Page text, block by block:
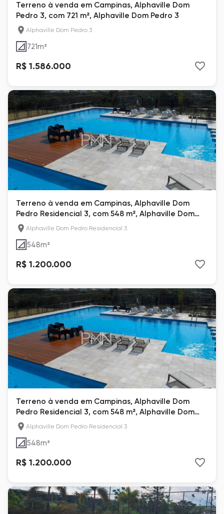
Terreno à venda em Campinas, Alphaville Dom
Pedro 3, com 721 m², Alphaville Dom Pedro 3
Alphaville Dom Pedro 3
721m²
R$ 1.586.000
Terreno à venda em Campinas, Alphaville Dom
Pedro Residencial 3, com 548 m², Alphaville Dom
Pedro 3
Alphaville Dom Pedro Residencial 3
548m²
R$ 1.200.000
Terreno à venda em Campinas, Alphaville Dom
Pedro Residencial 3, com 548 m², Alphaville Dom
Pedro 3
Alphaville Dom Pedro Residencial 3
548m²
R$ 1.200.000